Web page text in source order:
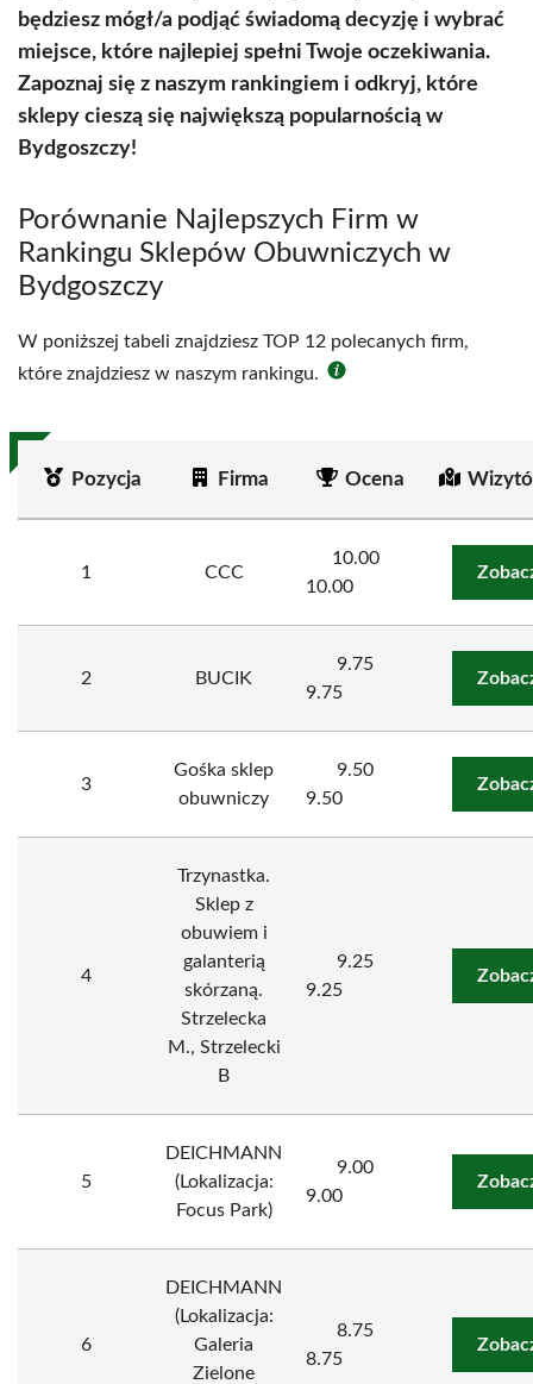
będziesz mógł/a podjąć świadomą decyzję i wybrać
miejsce, które najlepiej spełni Twoje oczekiwania.
Zapoznaj się z naszym rankingiem i odkryj, które
sklepy cieszą się największą popularnością w
Bydgoszczy!
Porównanie Najlepszych Firm w
Rankingu Sklepów Obuwniczych w
Bydgoszczy
W poniższej tabeli znajdziesz TOP 12 polecanych firm,
które znajdziesz w naszym rankingu.
Pozycja Firma Ocena
1 CCC
10.00
10.00
2 BUCIK
9.75
9.75
3
Gośka sklep
obuwniczy
9.50
9.50
4
Trzynastka.
Sklep z
obuwiem i
galanterią
skórzaną.
Strzelecka
M., Strzelecki
B
9.25
9.25
5
DEICHMANN
(Lokalizacja:
Focus Park)
9.00
9.00
6
DEICHMANN
(Lokalizacja:
Galeria
Zielone
8.75
8.75